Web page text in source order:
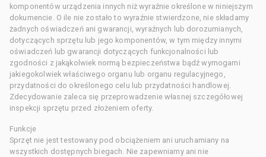
komponentów urządzenia innych niż wyraźnie określone w niniejszym
dokumencie. O ile nie zostało to wyraźnie stwierdzone, nie składamy
żadnych oświadczeń ani gwarancji, wyraźnych lub dorozumianych,
dotyczących sprzętu lub jego komponentów, w tym między innymi
oświadczeń lub gwarancji dotyczących funkcjonalności lub
zgodności z jakąkolwiek normą bezpieczeństwa bądź wymogami
jakiegokolwiek właściwego organu lub organu regulacyjnego,
przydatności do określonego celu lub przydatności handlowej.
Zdecydowanie zaleca się przeprowadzenie własnej szczegółowej
inspekcji sprzętu przed złożeniem oferty.
Funkcje
Sprzęt nie jest testowany pod obciążeniem ani uruchamiany na
wszystkich dostępnych biegach. Nie zapewniamy ani nie